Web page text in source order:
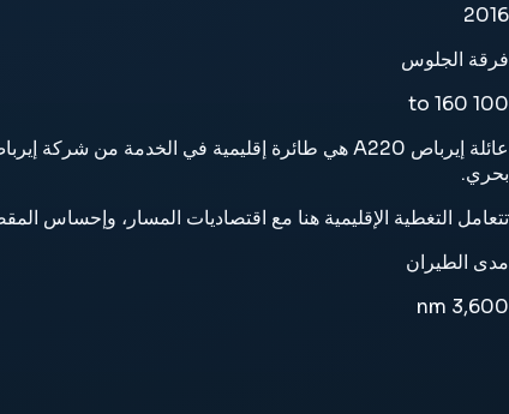
2016
فرقة الجلوس
100 to 160
بحري.
تتعامل التغطية الإقليمية هنا مع اقتصاديات المسار، وإحساس
مدى الطيران
3,600